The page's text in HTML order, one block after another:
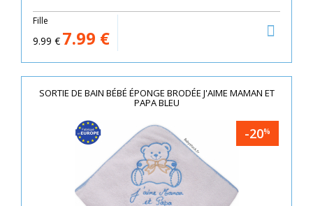
Fille
9.99 € 7.99 €
SORTIE DE BAIN BÉBÉ ÉPONGE BRODÉE J'AIME MAMAN ET
PAPA BLEU
-20%